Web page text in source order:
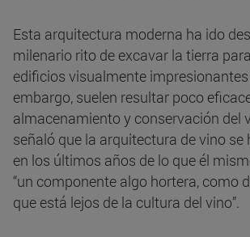
Esta arquitectura moderna ha ido
milenario rito de excavar la tierra
edificios visualmente impresionantes
embargo, suelen resultar poco
almacenamiento y conservación del
señaló que la arquitectura de vino
en los últimos años de lo que él
“un componente algo hortera, como
que está lejos de la cultura del vino”.